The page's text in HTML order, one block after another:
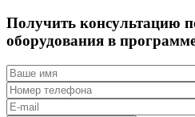
Получить консультацию
оборудования в